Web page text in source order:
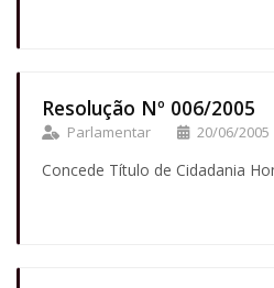
Resolução Nº 006/2005
Parlamentar 20/06/2005
Concede Título de Cidadania